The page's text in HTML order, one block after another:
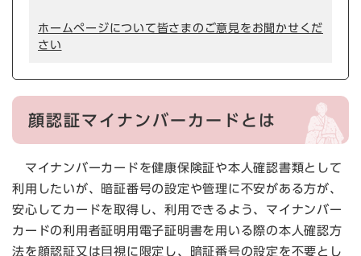
ホームページについて皆さまのご意見をお聞かせくだ
さい
顔認証マイナンバーカードとは
マイナンバーカードを健康保険証や本人確認書類として
利用したいが、暗証番号の設定や管理に不安がある方が、
安心してカードを取得し、利用できるよう、マイナンバー
カードの利用者証明用電子証明書を用いる際の本人確認方
法を顔認証又は目視に限定し、暗証番号の設定を不要とし